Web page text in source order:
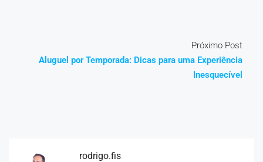
Próximo Post
Aluguel por Temporada: Dicas para uma Experiência
Inesquecível
rodrigo.fis